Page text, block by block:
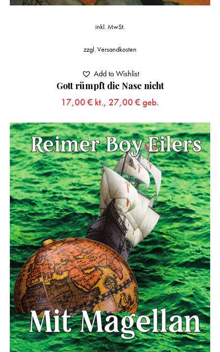
Gott rümpft die Nase nicht
17,00 € kt., 27,00 € geb.
inkl. MwSt.
zzgl.Versandkosten
Add to Wishlist